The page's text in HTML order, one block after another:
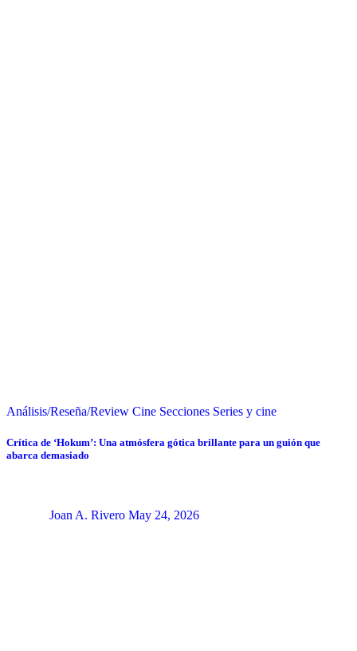
Análisis/Reseña/Review Cine Secciones Series y cine
Crítica de ‘Hokum’: Una atmósfera gótica brillante para un guión que
abarca demasiado
Joan A. Rivero May 24, 2026